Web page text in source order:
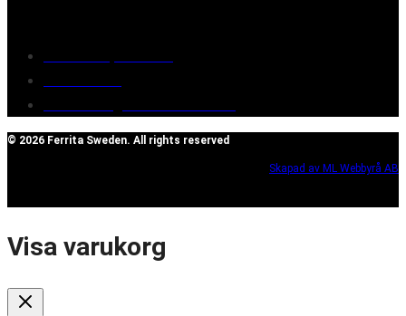
© 2026 Ferrita Sweden. All rights reserved
Skapad av ML Webbyrå AB
Visa varukorg